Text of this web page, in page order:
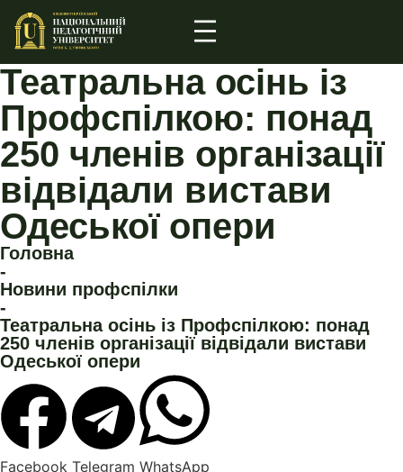
Театральна осінь із
Профспілкою: понад
250 членів організації
відвідали вистави
Одеської опери
Головна
-
Новини профспілки
-
Театральна осінь із Профспілкою: понад
250 членів організації відвідали вистави
Одеської опери
Facebook Telegram WhatsApp